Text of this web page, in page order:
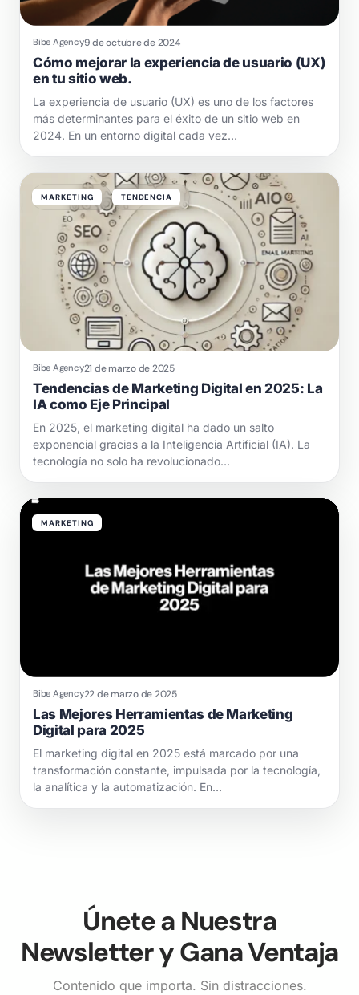
Bibe Agency9 de octubre de 2024
Cómo mejorar la experiencia de usuario (UX)
en tu sitio web.
La experiencia de usuario (UX) es uno de los factores
más determinantes para el éxito de un sitio web en
2024. En un entorno digital cada vez…
MARKETING TENDENCIA
Bibe Agency21 de marzo de 2025
Tendencias de Marketing Digital en 2025: La
IA como Eje Principal
En 2025, el marketing digital ha dado un salto
exponencial gracias a la Inteligencia Artificial (IA). La
tecnología no solo ha revolucionado…
MARKETING
Bibe Agency22 de marzo de 2025
Las Mejores Herramientas de Marketing
Digital para 2025
El marketing digital en 2025 está marcado por una
transformación constante, impulsada por la tecnología,
la analítica y la automatización. En…
Únete a Nuestra
Newsletter y Gana Ventaja
Contenido que importa. Sin distracciones.